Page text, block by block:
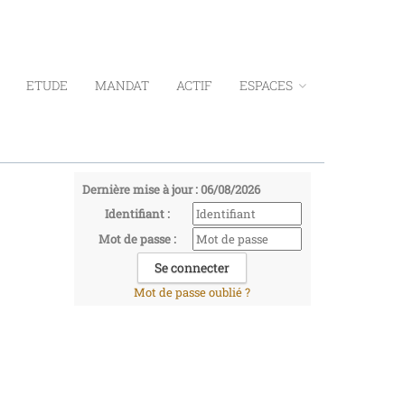
ETUDE MANDAT ACTIF ESPACES
Dernière mise à jour : 06/08/2026
Identifiant :
Mot de passe :
Mot de passe oublié ?